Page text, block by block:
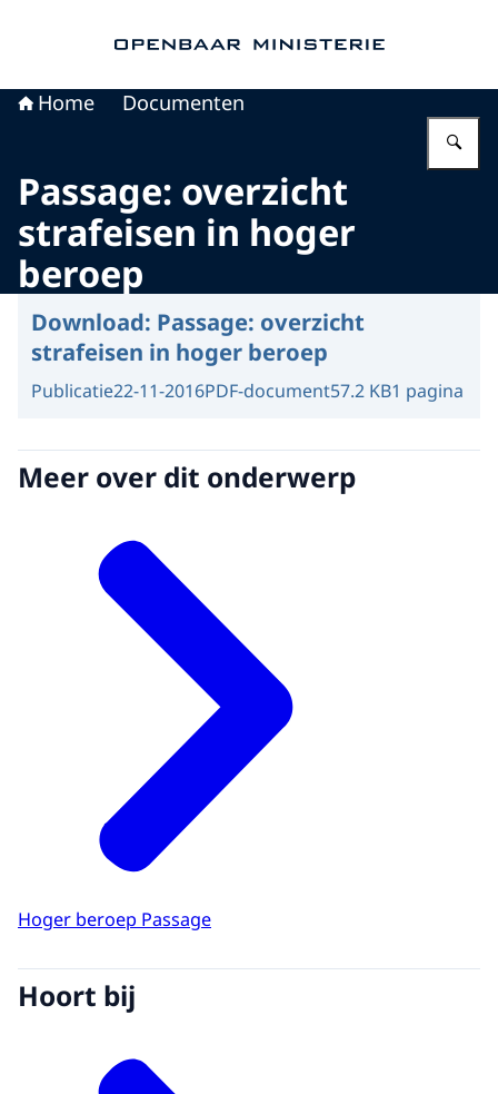
Home Documenten
Passage: overzicht
strafeisen in hoger
beroep
Download: Passage: overzicht
strafeisen in hoger beroep
Publicatie22-11-2016PDF-document57.2 KB1 pagina
Meer over dit onderwerp
Hoger beroep Passage
Hoort bij